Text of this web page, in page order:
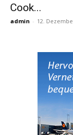
Cook...
admin - 12.